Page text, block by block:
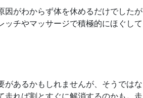
因がわからず体を休めるだけでしたが
ッチやマッサージで積極的にほぐして
あるかもしれませんが、そうではな
れば割とすぐに解消するのかも。走